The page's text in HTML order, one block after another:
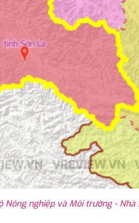
Nông nghiệp và Môi trường -